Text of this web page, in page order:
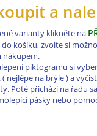
a
varianty klikněte na
do košíku, zvolte si
nákupem.
piktogramu si
( nejlépe na brýle ) a
Poté přichází na řadu
pásky nebo